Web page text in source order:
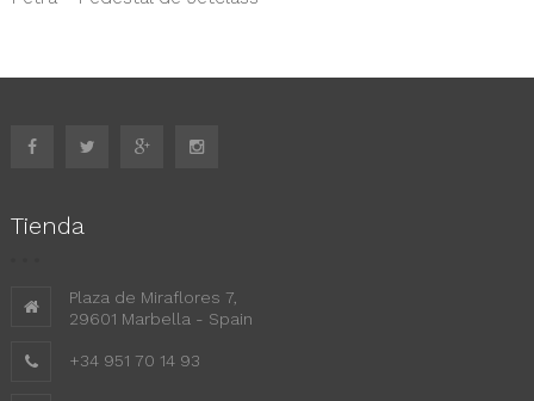
Tienda
Plaza de Miraflores 7,
29601 Marbella - Spain
+34 951 70 14 93